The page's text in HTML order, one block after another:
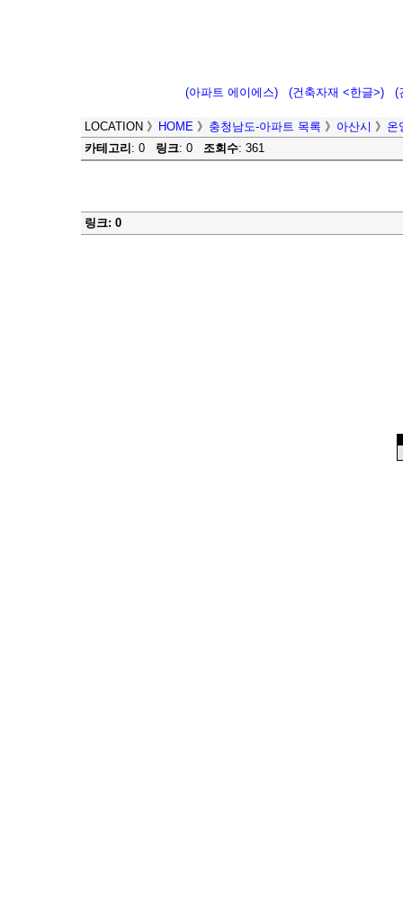
(아파트 에이에스) (건축자재 <한글>) (
LOCATION 》 HOME 》 충청남도-아파트 목록 》 아산시 》 온
카테고리 : 0 링크: 0 조회수: 361
링크: 0